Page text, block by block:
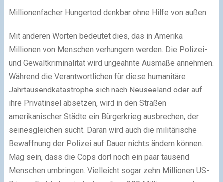
Millionenfacher Hungertod denkbar ohne Hilfe von außen
Mit anderen Worten bedeutet dies, das in Amerika
Millionen von Menschen verhungern werden. Die Polizei-
und Gewaltkriminalität wird ungeahnte Ausmaße annehmen.
Während die Verantwortlichen für diese humanitäre
Jahrtausendkatastrophe sich nach Neuseeland oder auf
ihre Privatinsel absetzen, wird in den Straßen
amerikanischer Städte ein Bürgerkrieg ausbrechen, der
seinesgleichen sucht. Daran wird auch die militärische
Bewaffnung der Polizei auf Dauer nichts ändern können.
Mag sein, dass die Cops dort noch ein paar tausend
Menschen umbringen. Vielleicht sogar zehn Millionen US-